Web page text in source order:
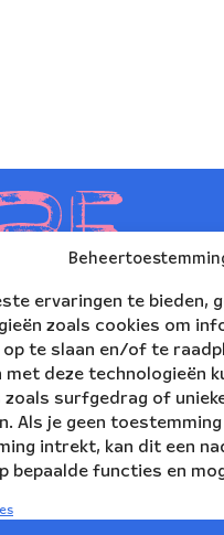
ervaringen te bieden,
zoals cookies om
op te slaan en/of te
met deze technologieën
zoals surfgedrag of
Als je geen
intrekt, kan dit een
bepaalde functies en
Blazers
12